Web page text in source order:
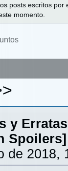
posts escritos
momento.
y Erratas
Spoilers]
de 2018,